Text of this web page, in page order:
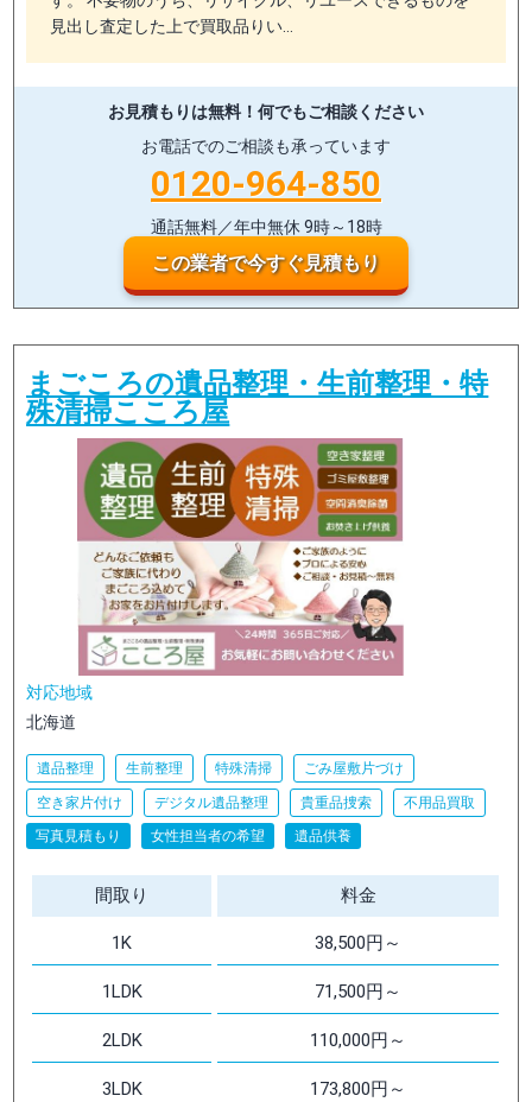
見出し査定した上で買取品りい…
お見積もりは無料！ 何でもご相談ください
お電話でのご相談も承っています
0120-964-850
通話無料／年中無休 9時～18時
この業者で今すぐ見積もり
まごころの遺品整理・生前整理・特
殊清掃こころ屋
対応地域
北海道
遺品整理 生前整理 特殊清掃 ごみ屋敷片づけ
空き家片付け デジタル遺品整理 貴重品捜索
不用品買取
写真見積もり
女性担当者の希望 遺品供養
間取り 料金
1K 38,500円～
1LDK 71,500円～
2LDK 110,000円～
3LDK 173,800円～